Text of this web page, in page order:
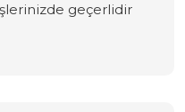
geçerlidir